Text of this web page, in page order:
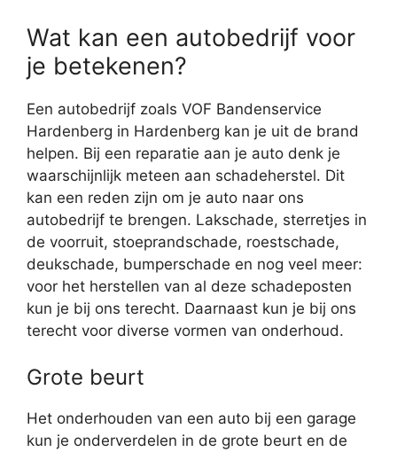
Wat kan een autobedrijf voor
je betekenen?
Een autobedrijf zoals VOF Bandenservice
Hardenberg in Hardenberg kan je uit de brand
helpen. Bij een reparatie aan je auto denk je
waarschijnlijk meteen aan schadeherstel. Dit
kan een reden zijn om je auto naar ons
autobedrijf te brengen. Lakschade, sterretjes in
de voorruit, stoeprandschade, roestschade,
deukschade, bumperschade en nog veel meer:
voor het herstellen van al deze schadeposten
kun je bij ons terecht. Daarnaast kun je bij ons
terecht voor diverse vormen van onderhoud.
Grote beurt
Het onderhouden van een auto bij een garage
kun je onderverdelen in de grote beurt en de